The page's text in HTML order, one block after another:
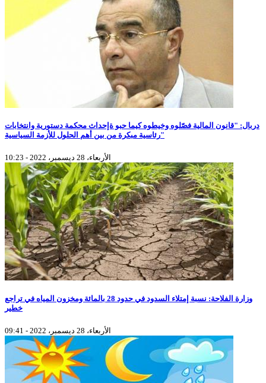
دربال: "قانون المالية فصّلوه وخيطوه كيما حبو ةإحداث محكمة دستورية وانتخابات
رئاسية مبكرة من بين أهم الحلول للأزمة السياسية"
الأربعاء، 28 ديسمبر، 2022 - 10:23
وزارة الفلاحة: نسبة إمتلاء السدود في حدود 28 بالمائة ومخزون المياه في تراجع
خطير
الأربعاء، 28 ديسمبر، 2022 - 09:41